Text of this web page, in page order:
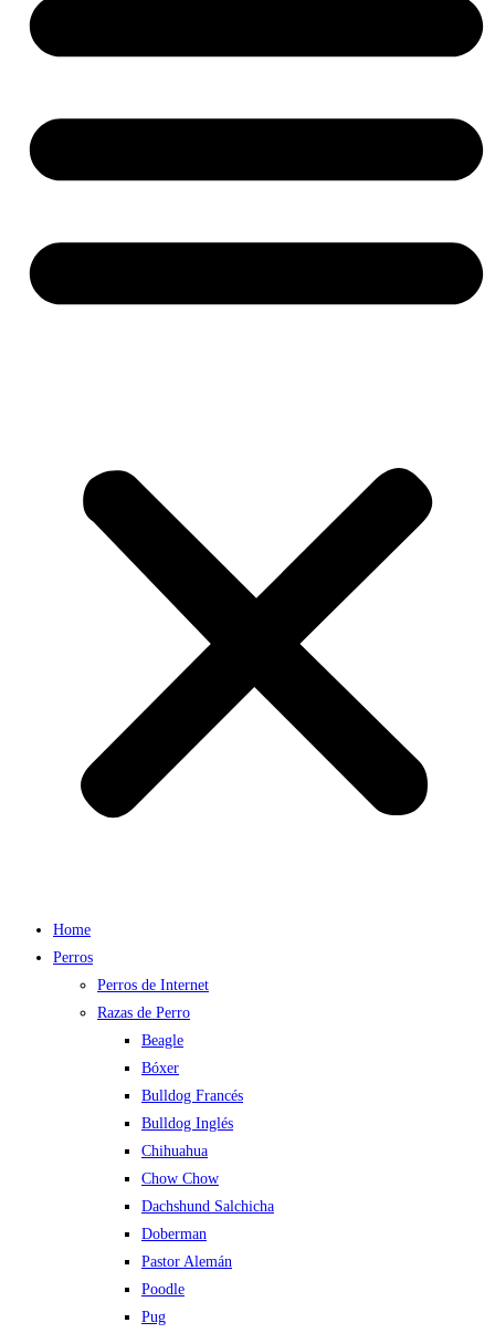
Home
Perros
Perros de Internet
Razas de Perro
Beagle
Bóxer
Bulldog Francés
Bulldog Inglés
Chihuahua
Chow Chow
Dachshund Salchicha
Doberman
Pastor Alemán
Poodle
Pug